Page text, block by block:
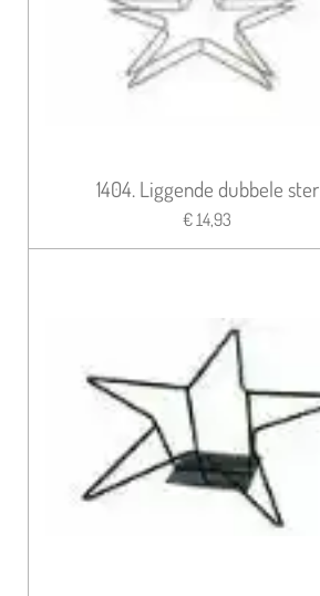
1404. Liggende dubbele ster
€ 14,93